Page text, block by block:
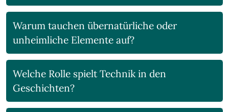
Warum tauchen übernatürliche oder
unheimliche Elemente auf?
Welche Rolle spielt Technik in den
Geschichten?